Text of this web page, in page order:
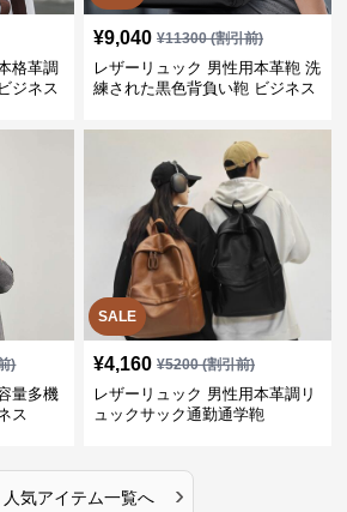
格革調
ジネス
¥9,040 ¥11300(割引前)
レザーリュック 男性用本革鞄 洗
練された黒色背負い鞄 ビジネス
)
量多機
ス
SALE
¥4,160 ¥5200(割引前)
レザーリュック 男性用本革調リ
ュックサック通勤通学鞄
人気アイテム一覧へ ›